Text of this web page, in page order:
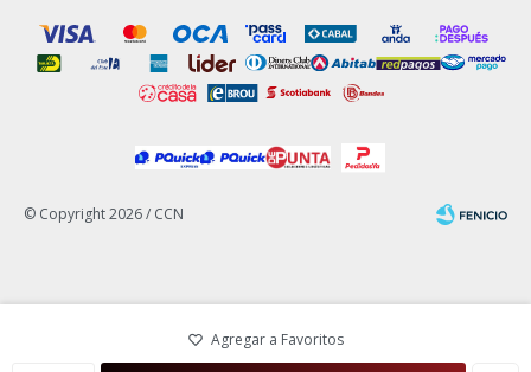
© Copyright 2026 / CCN